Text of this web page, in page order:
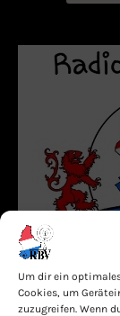
Um dir ein
Cookies, um
zuzugreifen. Wenn